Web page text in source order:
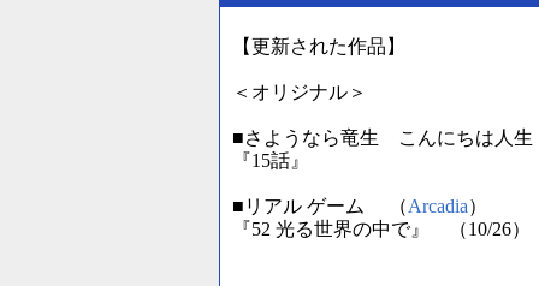
【更新された作品】
＜オリジナル＞
■さようなら竜生 こんにちは人
『15話』
■リアル ゲーム （Arcadia）
『52 光る世界の中で』 （10/26）